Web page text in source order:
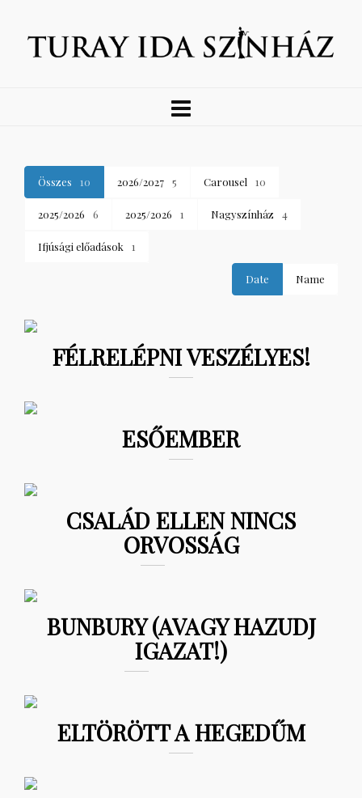
Összes 10 2026/2027 5 Carousel 10
2025/2026 6 2025/2026 1 Nagyszínház 4
Ifjúsági előadások 1
Date Name
FÉLRELÉPNI VESZÉLYES!
ESŐEMBER
CSALÁD ELLEN NINCS
ORVOSSÁG
BUNBURY (AVAGY HAZUDJ
IGAZAT!)
ELTÖRÖTT A HEGEDŰM